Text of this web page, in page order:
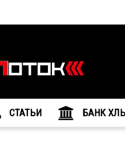
агентство
"МедиаПоток"
CТАТЬИ БАНК